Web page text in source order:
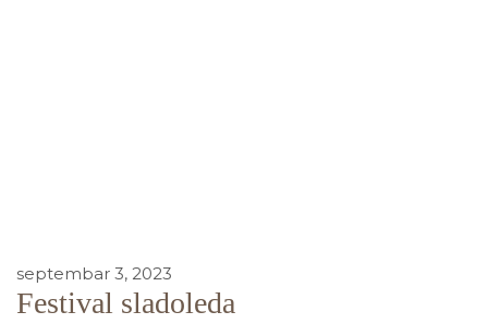
septembar 3, 2023
Festival sladoleda